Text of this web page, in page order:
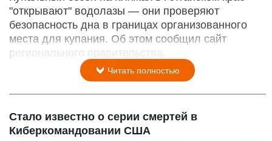
"открывают" водолазы — они проверяют
безопасность дна в границах организованного
места для купания. Об этом сообщил сайт
регионального правительства.
Читать полностью
Стало известно о серии смертей в
Киберкомандовании США